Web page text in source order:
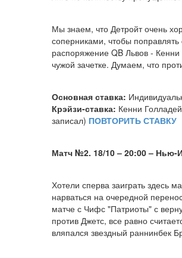
Мы знаем, что Детройт очень
соперниками, чтобы
распоряжение QB Львов -
чужой зачетке. Думаем, что
Основная ставка:
Крэйзи-ставка: Кенни
записал) ПОВТОРИТЬ СТАВКУ
Матч №2. 18/10 – 20:00 – Нью-
Хотели сперва заиграть здесь
нарваться на очередной
матче с Чифс "Патриоты" с
против Джетс, все равно
вляпался звездный раннинбек